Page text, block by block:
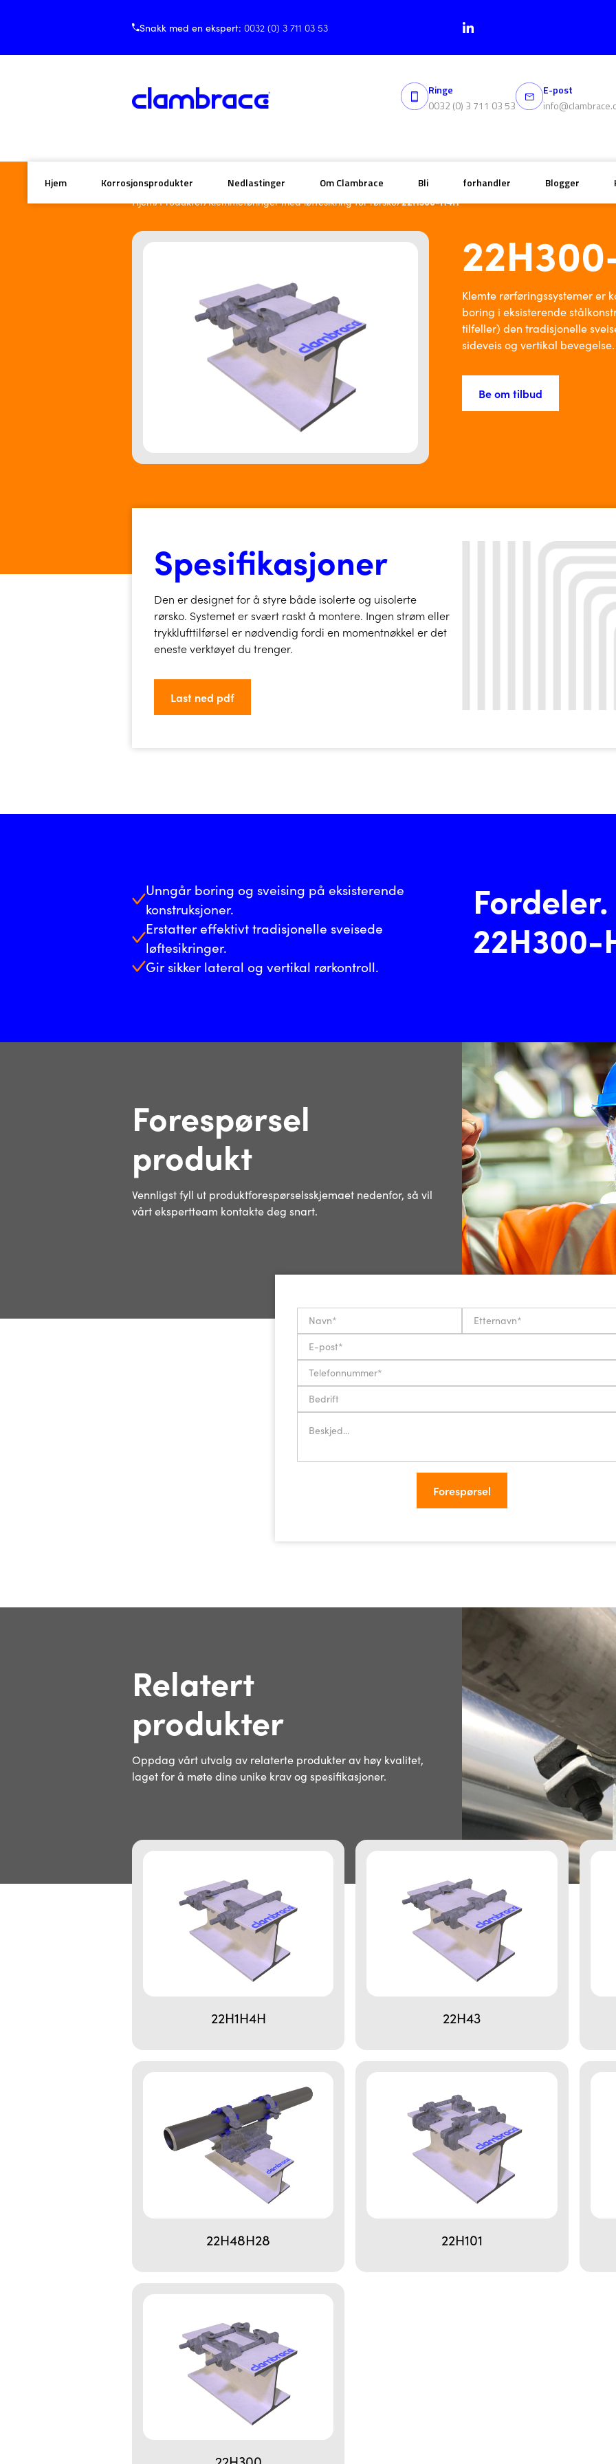
Snakk med en ekspert:0032 (0) 3 711 03 53
Ringe
0032 (0) 3 711 03 53
E-post
Hjem Korrosjonsprodukter Nedlastinger Om Clambrace Bli forhandler Blogger
Hjem/Produkter/Klemmeføringer med løftesikring for rørsko/22H300-H4H
Klemte rørføringssystemer er
boring i eksisterende
tilfeller) den tradisjonelle
sideveis og vertikal bevegelse.
Be om tilbud
Spesifikasjoner
Den er designet for å styre både isolerte og uisolerte
rørsko. Systemet er svært raskt å montere. Ingen strøm eller
trykklufttilførsel er nødvendig fordi en momentnøkkel er det
eneste verktøyet du trenger.
Last ned pdf
Unngår boring og sveising på eksisterende
konstruksjoner.
Erstatter effektivt tradisjonelle sveisede
løftesikringer.
Gir sikker lateral og vertikal rørkontroll.
Fordeler.
22H300-
Forespørsel
produkt
Vennligst fyll ut produktforespørselsskjemaet nedenfor, så vil
vårt ekspertteam kontakte deg snart.
Relatert
produkter
Oppdag vårt utvalg av relaterte produkter av høy kvalitet,
laget for å møte dine unike krav og spesifikasjoner.
22H1H4H 22H43
22H48H28 22H101